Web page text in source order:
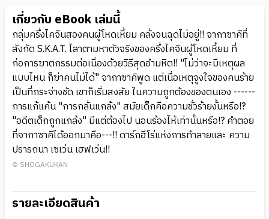
เกี่ยวกับ eBook เล่มนี้
กลุ่มครึ่งไคจินสองคนผู้โหดเหี้ยม คลั่งจนฉุดไม่อยู่!! จากาซาคิที่
สังกัด S.K.A.T. ไลาตามหาตัวจริงของครึ่งไคจินผู้โหดเหี้ยม ที่
ก่อการฆาตกรรมต่อเนื่องด้วยวิธีสุดอำมหิต!! "ไม่ว่าจะมีเหตุผล
แบบไหน ก็ฆ่าคนไม่ได้" จากาซาคิพูด แต่เนื่อเหตุจูงใจของคนร้าย
เป็นที่กระจ่างชัด เขาก็เริ่มสงสัย ในความถูกต้องของตนเอง ------
การแก้แค้น "การกลั่นแกล้ง" สมัยเด็กคือความชั่วร้ายงั้นหรือ!?
"อดีตเด็กถูกแกล้ง" มีแต่ต้องไป นอนร้องไห้เท่านั้นหรือ!? คำตอย
ที่จากาซาคิได้ออกมาคือ---!! ดาร์กฮีโร่แห่งการทำลายและ ความ
ปรารถนา เซเว่น เฮฟเว่น!!
© SHOGAKUKAN
รายละเอียดสินค้า